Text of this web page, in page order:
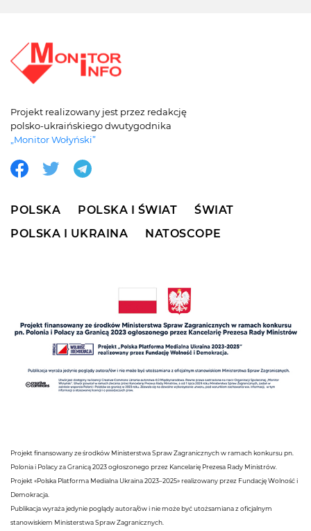
Projekt realizowany jest przez redakcję
polsko-ukraińskiego dwutygodnika
„Monitor Wołyński”
POLSKA POLSKA I ŚWIAT
ŚWIAT
POLSKA I UKRAINA
NATOSCOPE
Projekt finansowany ze środków Ministerstwa Spraw Zagranicznych w ramach konkursu pn.
Polonia i Polacy za Granicą 2023 ogłoszonego przez Kancelarię Prezesa Rady Ministrów.
Projekt «Polska Platforma Medialna Ukraina 2023–2025» realizowany przez Fundację Wolność i
Demokracja.
Publikacja wyraża jedynie poglądy autora/ów i nie może być utożsamiana z oficjalnym
stanowiskiem Ministerstwa Spraw Zagranicznych.